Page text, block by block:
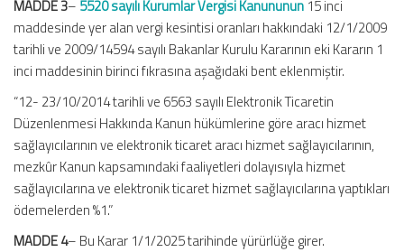
MADDE 3– 5520 sayılı Kurumlar Vergisi Kanununun 15 inci
maddesinde yer alan vergi kesintisi oranları hakkındaki 12/1/2009
tarihli ve 2009/14594 sayılı Bakanlar Kurulu Kararının eki Kararın 1
inci maddesinin birinci fıkrasına aşağıdaki bent eklenmiştir.
“12- 23/10/2014 tarihli ve 6563 sayılı Elektronik Ticaretin
Düzenlenmesi Hakkında Kanun hükümlerine göre aracı hizmet
sağlayıcılarının ve elektronik ticaret aracı hizmet sağlayıcılarının,
mezkûr Kanun kapsamındaki faaliyetleri dolayısıyla hizmet
sağlayıcılarına ve elektronik ticaret hizmet sağlayıcılarına yaptıkları
ödemelerden %1.”
MADDE 4– Bu Karar 1/1/2025 tarihinde yürürlüğe girer.